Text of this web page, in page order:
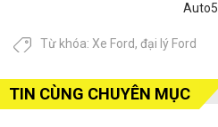
Auto5
Từ khóa: Xe Ford, đại lý Ford
TIN CÙNG CHUYÊN MỤC